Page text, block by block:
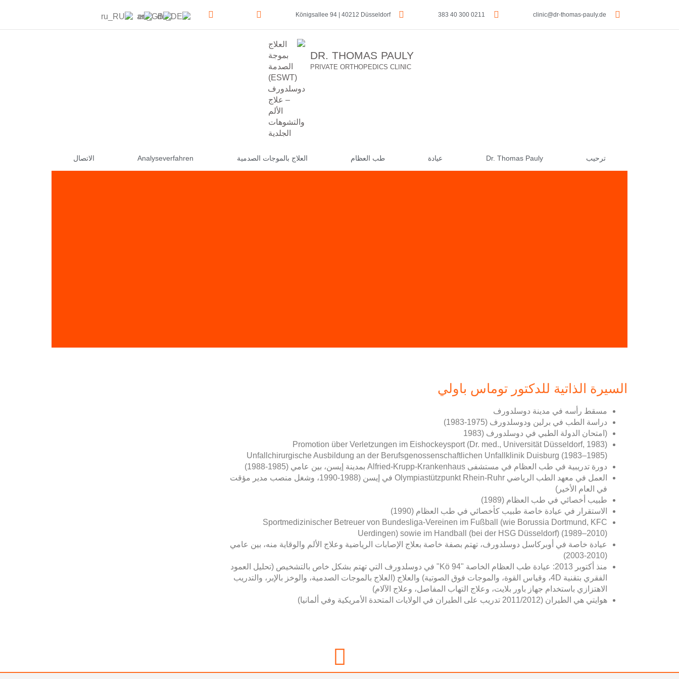
clinic@dr-thomas-pauly.de
0211 300 40 383
Königsallee 94 | 40212 Düsseldorf
DR. THOMAS PAULY
PRIVATE ORTHOPEDICS CLINIC
ترحيب Dr. Thomas Pauly عيادة طب العظام العلاج بالموجات الصدمية Analyseverfahren الاتصال
السيرة الذاتية للدكتور توماس باولي
مسقط رأسه في مدينة دوسلدورف
دراسة الطب في برلين ودوسلدورف (1975-1983)
(امتحان الدولة الطبي في دوسلدورف (1983
Promotion über Verletzungen im Eishockeysport (Dr. med., Universität Düsseldorf, 1983)
Unfallchirurgische Ausbildung an der Berufsgenossenschaftlichen Unfallklinik Duis­burg (1983–1985)
دورة تدريبية في طب العظام في مستشفى Alfried-Krupp-Krankenhaus بمدينة إيسن، بين عامي (1985-1988)
العمل في معهد الطب الرياضي Olympiastützpunkt Rhein-Ruhr في إيسن (1988-1990، وشغل منصب مدير مؤقت
في العام الأخير)
طبيب أخصائي في طب العظام (1989)
الاستقرار في عيادة خاصة طبيب كأخصائي في طب العظام (1990)
Sportmedizinischer Betreuer von Bundesliga-Vereinen im Fußball (wie Borussia Dortmund, KFC
Uerdingen) sowie im Handball (bei der HSG Düsseldorf) (1989–2010)
عيادة خاصة في أوبركاسل دوسلدورف، تهتم بصفة خاصة بعلاج الإصابات الرياضية وعلاج الألم والوقاية منه، بين عامي
(2010-2003)
منذ أكتوبر 2013: عيادة طب العظام الخاصة "Kö 94" في دوسلدورف التي تهتم بشكل خاص بالتشخيص (تحليل العمود
الفقري بتقنية 4D، وقياس القوة، والموجات فوق الصوتية) والعلاج (العلاج بالموجات الصدمية، والوخز بالإبر، والتدريب
الاهتزازي باستخدام جهاز باور بلايت، وعلاج التهاب المفاصل، وعلاج الآلام)
هوايتي هي الطيران (2011/2012 تدريب على الطيران في الولايات المتحدة الأمريكية وفي ألمانيا)